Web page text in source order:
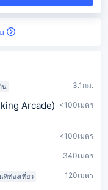
น 3.1กม.
Arcade) <100เมตร
<100เมตร
340เมตร
ที่ท่องเที่ยว 120เมตร